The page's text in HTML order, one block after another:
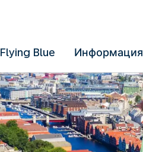
Flying Blue Информация